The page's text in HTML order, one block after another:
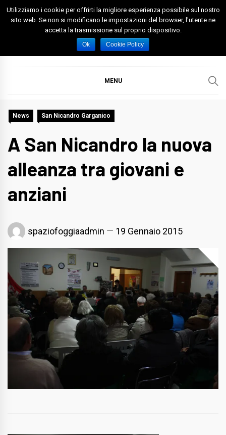
Skip
Spazio Foggia
Foggia News Calcio Eventi e Attività nella Capitanata
MENU
News San Nicandro Garganico
A San Nicandro la nuova
alleanza tra giovani e
anziani
spaziofoggiaadmin 19 Gennaio 2015
Utilizziamo i cookie per offrirti la migliore esperienza possibile sul nostro
sito web. Se non si modificano le impostazioni del browser, l'utente ne
accetta la trasmissione sul proprio dispositivo.
Ok Cookie Policy